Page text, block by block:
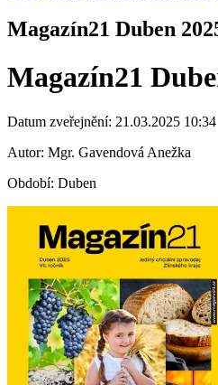
Magazín21 Duben
Magazín21
Datum zveřejnění: 21.03.2025 10:34
Autor: Mgr. Gavendová Anežka
Období: Duben